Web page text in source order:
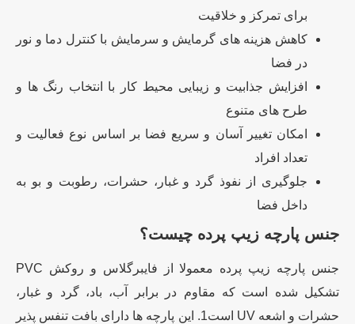
برای تمرکز و خلاقیت
کاهش هزینه های گرمایش و سرمایش با کنترل دما و نور
در فضا
افزایش جذابیت و زیبایی محیط کار با انتخاب رنگ ها و
طرح های متنوع
امکان تغییر آسان و سریع فضا بر اساس نوع فعالیت و
تعداد افراد
جلوگیری از نفوذ گرد و غبار، حشرات، رطوبت و بو به
داخل فضا
جنس پارچه زیپ پرده چیست؟
جنس پارچه زیپ پرده معمولا از فایبرگلاس و روکش PVC
تشکیل شده است که مقاوم در برابر آب، باد، گرد و غبار،
حشرات و اشعه UV است1. این پارچه ها دارای بافت تنفس پذیر